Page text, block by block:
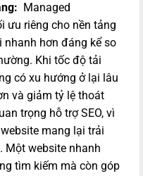
Managed
ưu riêng cho nền tảng
nhanh hơn đáng kể so
Khi tốc độ tải
có xu hướng ở lại lâu
và giảm tỷ lệ thoát
trọng hỗ trợ SEO, vì
mang lại trải
Một website nhanh
tìm kiếm mà còn góp